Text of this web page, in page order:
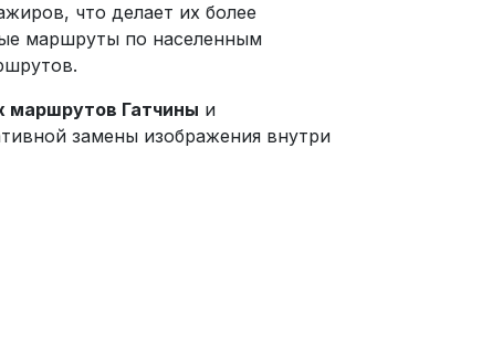
что делает их более
маршруты по населенным
маршрутов Гатчины и
замены изображения внутри